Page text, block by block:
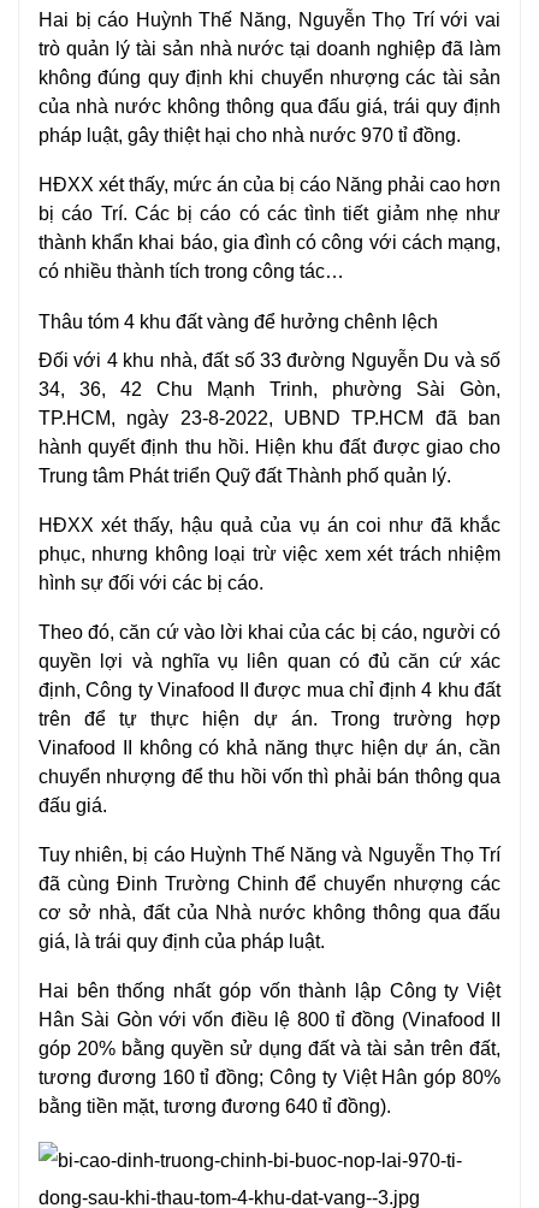
Hai bị cáo Huỳnh Thế Năng, Nguyễn Thọ Trí với vai
trò quản lý tài sản nhà nước tạidoanh nghiệp đã làm
không đúng quy định khi chuyển nhượng các tài sản
của nhà nước không thông qua đấu giá, trái quy định
pháp luật, gây thiệt hại cho nhà nước 970 tỉ đồng.
HĐXX xét thấy, mức án của bị cáo Năng phải cao hơn
bị cáo Trí. Các bị cáo có các tình tiết giảm nhẹ như
thành khẩn khai báo, gia đình có công với cách mạng,
có nhiều thành tích trong công tác…
Thâu tóm 4 khu đất vàng để hưởng chênh lệch
Đối với 4 khu nhà, đất số 33 đường Nguyễn Du và số
34, 36, 42 Chu Mạnh Trinh, phường Sài Gòn,
TP.HCM, ngày 23-8-2022, UBND TP.HCM đã ban
hành quyết định thu hồi. Hiện khu đất được giao cho
Trung tâm Phát triển Quỹ đất Thành phố quản lý.
HĐXX xét thấy, hậu quả của vụ án coi như đã khắc
phục, nhưng không loại trừ việc xem xét trách nhiệm
hình sự đối với các bị cáo.
Theo đó, căn cứ vào lời khai của các bị cáo, người có
quyền lợi và nghĩa vụ liên quan có đủ căn cứ xác
định, Công ty Vinafood II được mua chỉ định 4 khu đất
trên để tự thực hiện dự án. Trong trường hợp
Vinafood II không có khả năng thực hiện dự án, cần
chuyển nhượng để thu hồi vốn thì phải bán thông qua
đấu giá.
Tuy nhiên, bị cáo Huỳnh Thế Năng và Nguyễn Thọ Trí
đã cùng Đinh Trường Chinh để chuyển nhượng các
cơ sở nhà, đất của Nhà nước không thông qua đấu
giá, là trái quy định của pháp luật.
Hai bên thống nhất góp vốn thành lập Công ty Việt
Hân Sài Gòn với vốn điều lệ 800 tỉ đồng (Vinafood II
góp 20% bằng quyền sử dụng đất và tài sản trên đất,
tương đương 160 tỉ đồng; Công ty Việt Hân góp 80%
bằng tiền mặt, tương đương 640 tỉ đồng).